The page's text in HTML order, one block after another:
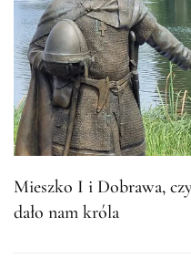
Mieszko I i Dobrawa,
dało nam króla